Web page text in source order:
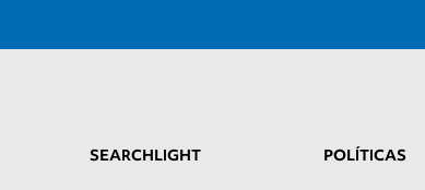
SEARCHLIGHT POLÍTICAS